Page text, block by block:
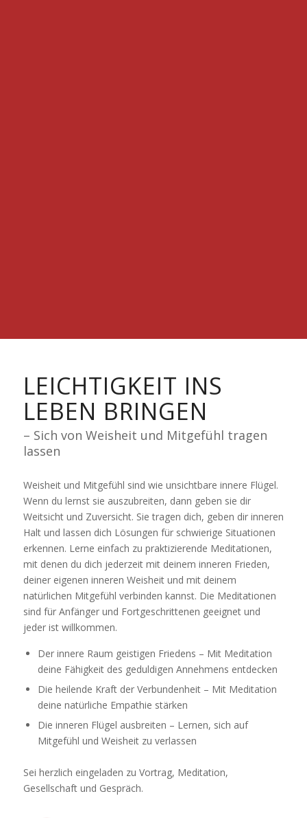
LEICHTIGKEIT INS
LEBEN BRINGEN
– Sich von Weisheit und Mitgefühl tragen
lassen
Weisheit und Mitgefühl sind wie unsichtbare innere Flügel.
Wenn du lernst sie auszubreiten, dann geben sie dir
Weitsicht und Zuversicht. Sie tragen dich, geben dir inneren
Halt und lassen dich Lösungen für schwierige Situationen
erkennen. Lerne einfach zu praktizierende Meditationen,
mit denen du dich jederzeit mit deinem inneren Frieden,
deiner eigenen inneren Weisheit und mit deinem
natürlichen Mitgefühl verbinden kannst. Die Meditationen
sind für Anfänger und Fortgeschrittenen geeignet und
jeder ist willkommen.
Der innere Raum geistigen Friedens – Mit Meditation
deine Fähigkeit des geduldigen Annehmens entdecken
Die heilende Kraft der Verbundenheit – Mit Meditation
deine natürliche Empathie stärken
Die inneren Flügel ausbreiten – Lernen, sich auf
Mitgefühl und Weisheit zu verlassen
Sei herzlich eingeladen zu Vortrag, Meditation,
Gesellschaft und Gespräch.